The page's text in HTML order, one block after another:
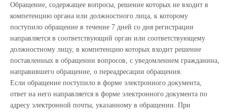
Обращение, содержащее вопросы, решение которых не входит в
компетенцию органа или должностного лица, к которому
поступило обращение в течение 7 дней со дня регистрации
направляется в соответствующий орган или соответствующему
должностному лицу, в компетенцию которых входит решение
поставленных в обращении вопросов, с уведомлением гражданина,
направившего обращение, о переадресации обращения.
Если обращение поступило в форме электронного документа,
ответ на него направляется в форме электронного документа по
адресу электронной почты, указанному в обращении. При